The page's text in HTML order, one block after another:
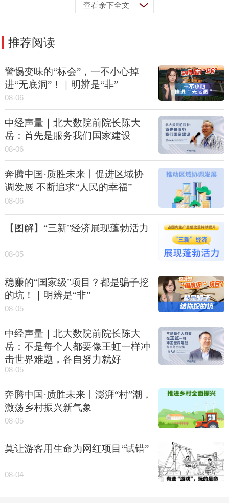
查看余下全文
推荐阅读
警惕变味的“标会”，一不小心掉
进“无底洞”！｜明辨是“非”
08-06
中经声量｜北大数院前院长陈大
岳：首先是服务我们国家建设
08-06
奔腾中国·质胜未来丨促进区域协
调发展 不断追求“人民的幸福”
08-06
【图解】“三新”经济展现蓬勃活力
08-05
稳赚的“国家级”项目？都是骗子挖
的坑！｜明辨是“非”
08-05
中经声量｜北大数院前院长陈大
岳：不是每个人都要像王虹一样冲
击世界难题，各自努力就好
08-05
奔腾中国·质胜未来丨澎湃“村”潮，
激荡乡村振兴新气象
08-05
莫让游客用生命为网红项目“试错”
08-04